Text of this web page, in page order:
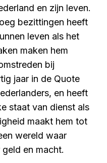
en zijn leven.
bezittingen heeft
leven als het
maken hem
bij
jaar in de Quote
en heeft
staat van dienst als
maakt hem tot
wereld waar
en macht.